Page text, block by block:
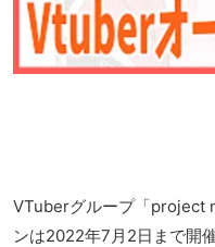
VTuberグループ「project
ンは2022年7月2日まで開